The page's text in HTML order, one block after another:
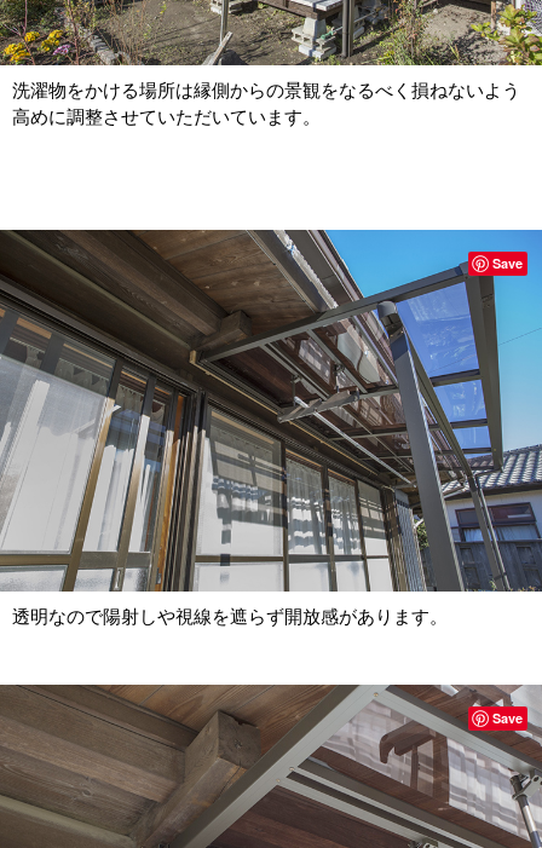
洗濯物をかける場所は縁側からの景観をなるべく損ねないよう
高めに調整させていただいています。
透明なので陽射しや視線を遮らず開放感があります。
Save
Save